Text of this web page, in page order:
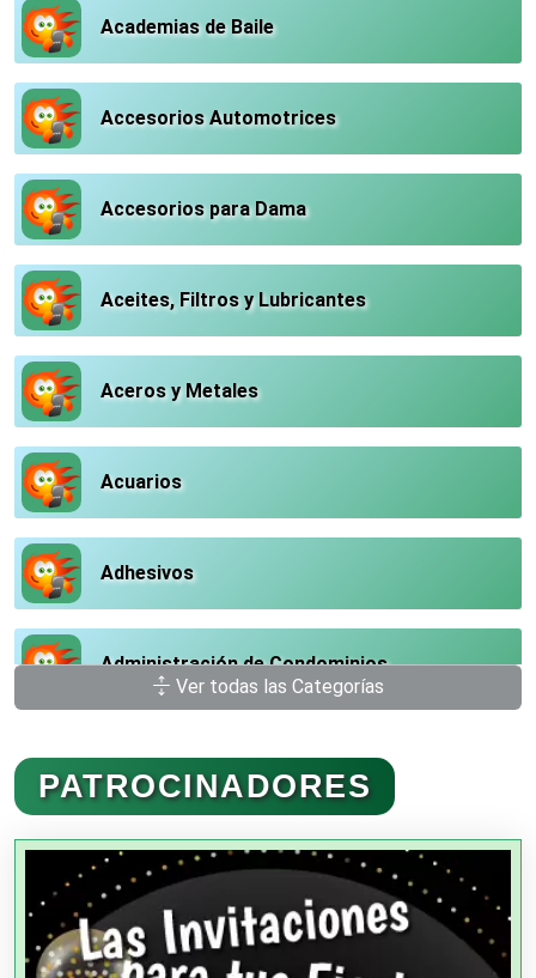
Academias de Baile
Accesorios Automotrices
Accesorios para Dama
Aceites, Filtros y Lubricantes
Aceros y Metales
Acuarios
Adhesivos
Administración de Condominios
Administración de Empresas
Agencias Aduanales
Agencias de Autos
Ver todas las Categorías
PATROCINADORES